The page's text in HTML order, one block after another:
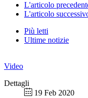
L'articolo
L'articolo
Più letti
Ultime notizie
Video
Dettagli
19 Feb 2020